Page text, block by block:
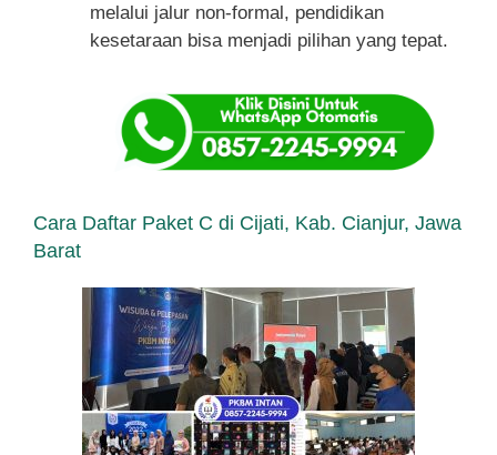
melalui jalur non-formal, pendidikan
kesetaraan bisa menjadi pilihan yang tepat.
Cara Daftar Paket C di Cijati, Kab. Cianjur, Jawa
Barat